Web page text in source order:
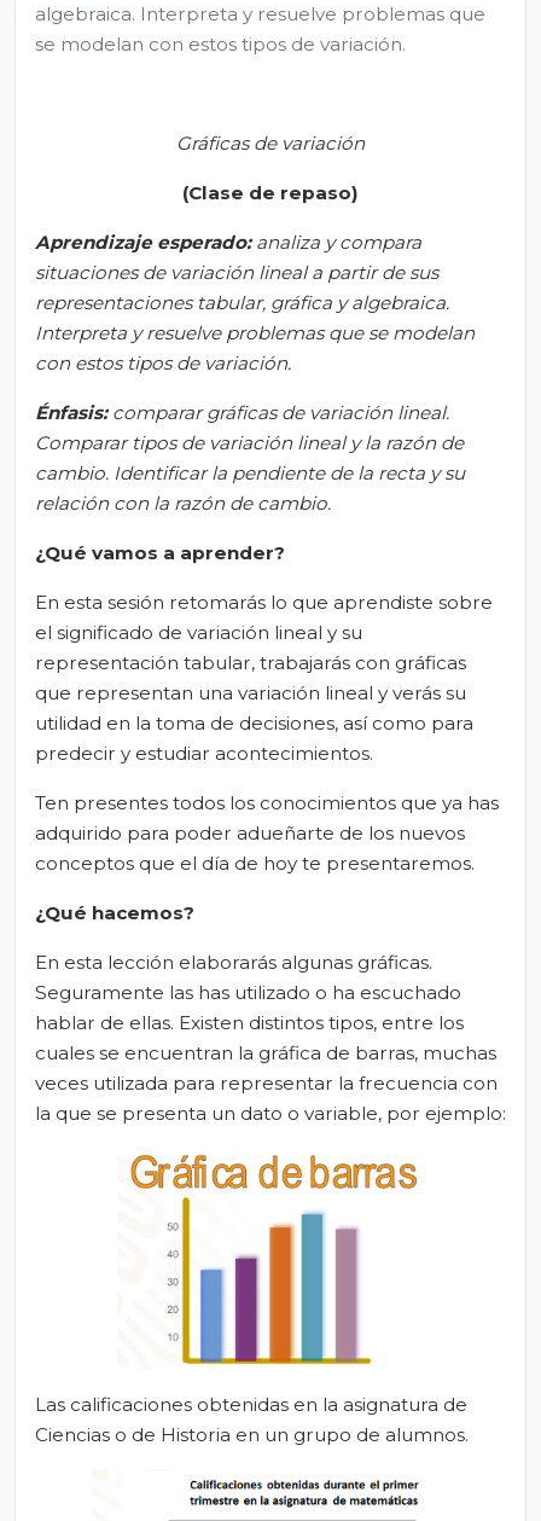
algebraica. Interpreta y resuelve problemas que
se modelan con estos tipos de variación.
Gráficas de variación
(Clase de repaso)
Aprendizaje esperado: analiza y compara
situaciones de variación lineal a partir de sus
representaciones tabular, gráfica y algebraica.
Interpreta y resuelve problemas que se modelan
con estos tipos de variación.
Énfasis: comparar gráficas de variación lineal.
Comparar tipos de variación lineal y la razón de
cambio. Identificar la pendiente de la recta y su
relación con la razón de cambio.
¿Qué vamos a aprender?
En esta sesión retomarás lo que aprendiste sobre
el significado de variación lineal y su
representación tabular, trabajarás con gráficas
que representan una variación lineal y verás su
utilidad en la toma de decisiones, así como para
predecir y estudiar acontecimientos.
Ten presentes todos los conocimientos que ya has
adquirido para poder adueñarte de los nuevos
conceptos que el día de hoy te presentaremos.
¿Qué hacemos?
En esta lección elaborarás algunas gráficas.
Seguramente las has utilizado o ha escuchado
hablar de ellas. Existen distintos tipos, entre los
cuales se encuentran la gráfica de barras, muchas
veces utilizada para representar la frecuencia con
la que se presenta un dato o variable, por ejemplo:
Las calificaciones obtenidas en la asignatura de
Ciencias o de Historia en un grupo de alumnos.